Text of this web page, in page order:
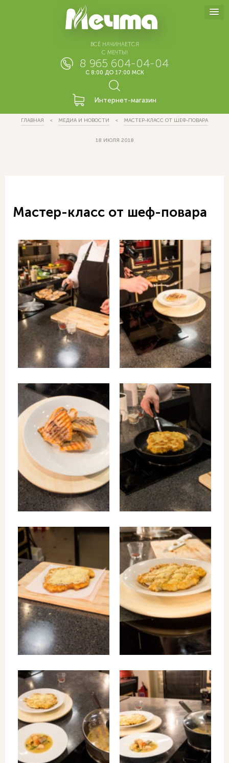
ВСЁ НАЧИНАЕТСЯ
С МЕЧТЫ!
8 965 604-04-04
С 8:00 ДО 17:00 МСК
Интернет-магазин
ГЛАВНАЯ МЕДИА И НОВОСТИ МАСТЕР-КЛАСС ОТ ШЕФ-ПОВАРА
18 ИЮЛЯ 2018
Мастер-класс от шеф-повара